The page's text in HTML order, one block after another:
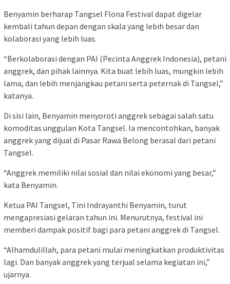
Benyamin berharap Tangsel Flona Festival dapat digelar
kembali tahun depan dengan skala yang lebih besar dan
kolaborasi yang lebih luas.
“Berkolaborasi dengan PAI (Pecinta Anggrek Indonesia), petani
anggrek, dan pihak lainnya. Kita buat lebih luas, mungkin lebih
lama, dan lebih menjangkau petani serta peternak di Tangsel,”
katanya.
Di sisi lain, Benyamin menyoroti anggrek sebagai salah satu
komoditas unggulan Kota Tangsel. Ia mencontohkan, banyak
anggrek yang dijual di Pasar Rawa Belong berasal dari petani
Tangsel.
“Anggrek memiliki nilai sosial dan nilai ekonomi yang besar,”
kata Benyamin.
Ketua PAI Tangsel, Tini Indrayanthi Benyamin, turut
mengapresiasi gelaran tahun ini. Menurutnya, festival ini
memberi dampak positif bagi para petani anggrek di Tangsel.
“Alhamdulillah, para petani mulai meningkatkan produktivitas
lagi. Dan banyak anggrek yang terjual selama kegiatan ini,”
ujarnya.